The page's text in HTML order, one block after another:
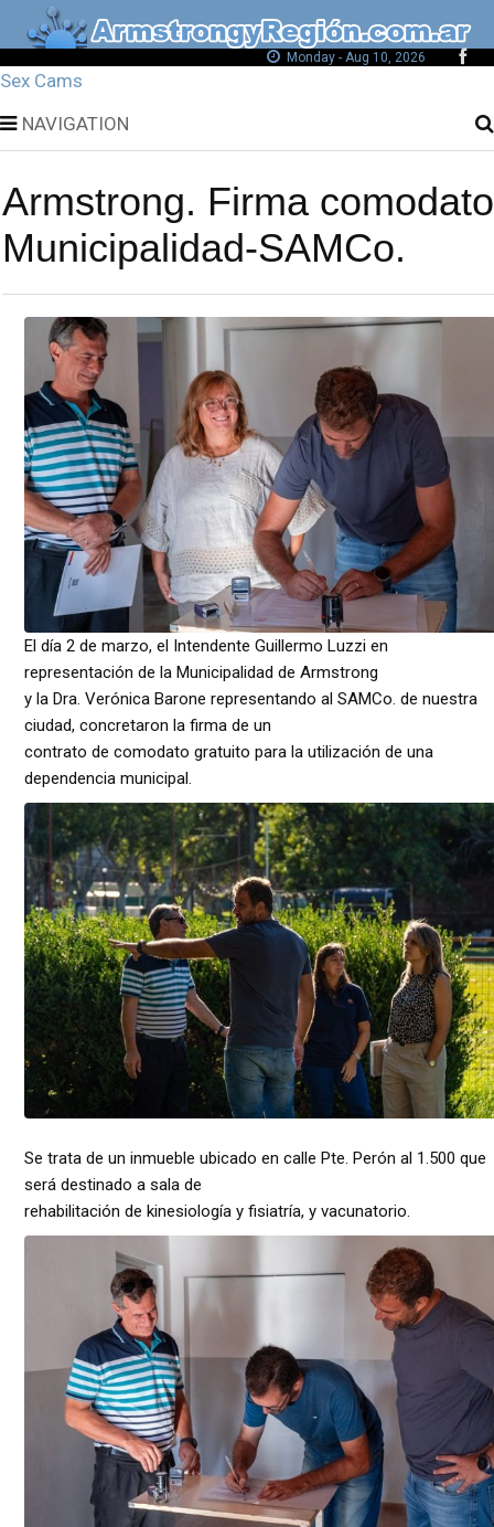
Monday - Aug 10, 2026
Sex Cams
NAVIGATION
Armstrong. Firma comodato
Municipalidad-SAMCo.
El día 2 de marzo, el Intendente Guillermo Luzzi en
representación de la Municipalidad de Armstrong
y la Dra. Verónica Barone representando al SAMCo. de nuestra
ciudad, concretaron la firma de un
contrato de comodato gratuito para la utilización de una
dependencia municipal.
Se trata de un inmueble ubicado en calle Pte. Perón al 1.500 que
será destinado a sala de
rehabilitación de kinesiología y fisiatría, y vacunatorio.